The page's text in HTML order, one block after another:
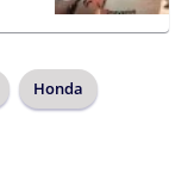
Honda